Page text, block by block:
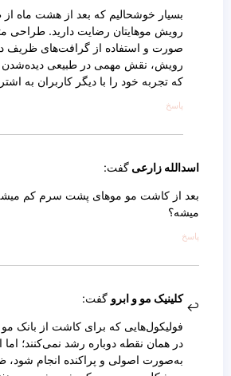
بسیار خوشحالیم که بعد از هشت ماه
رویش موهایتان رضایت دارید. طراحی
صورت و استفاده از گرافت‌های
رویش، نقش مهمی در طبیعی دیده‌شدن
که تجربه خود را با دیگر کاربران به
پاسخ
اسدالله زارعی گفت:
بعد از کاشت مو موهای پشت سرم کم
میشه؟
پاسخ
کلینیک مو و ابرو گفت:
فولیکول‌هایی که برای کاشت از بانک
در همان نقطه دوباره رشد نمی‌کنند؛
به‌صورت اصولی و پراکنده انجام شود،